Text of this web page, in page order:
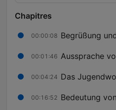
Chapitres
00:00:08 Begrüßung
00:01:46 Aussprache
00:04:24 Das
00:16:52 Bedeutung